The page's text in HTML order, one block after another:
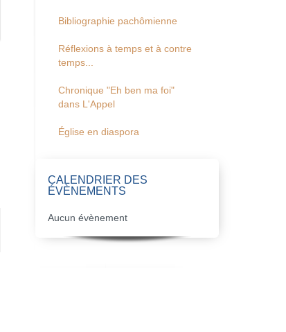
Bibliographie pachômienne
Réflexions à temps et à contre
temps...
Chronique "Eh ben ma foi"
dans L'Appel
Église en diaspora
CALENDRIER DES
ÉVÈNEMENTS
Aucun évènement